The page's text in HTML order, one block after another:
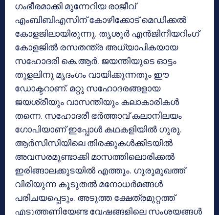
ഗംഭീരമാക്കി മുന്നേറിയ രാജീവ്
എംബിബിഎസിന് കോഴിക്കോട് മെഡിക്കല്‍
കോളജിലായിരുന്നു. തൃശൂര്‍ എന്‍ജിനീയറിംഗ്
കോളജില്‍ രസതന്ത്ര അധ്യാപികയായ
സഹോദരി കെ.ആര്‍. ജയന്തിയുടെ ഓട്ടം
തുളലിനു മൃദംഗം വായിക്കുന്നതും ഈ
ഡോക്ടറാണ്. മറ്റു സഹോദരങ്ങളായ
ജയശ്രീയും വാസന്തിയും കലാകാരികള്‍
തന്നെ. സഹോദരീ ഭര്‍ത്താവ് കലാനിലയം
ഗോപിയാണ് ഇപ്പോള്‍ കഥകളിയില്‍ ഗുരു.
ആര്‍സിസിയിലെ തിരക്കുകള്‍ക്കിടയില്‍
അവസരമുണ്ടാക്കി മാസത്തിലൊരിക്കല്‍
ഇരിങ്ങാലക്കുടയില്‍ എത്തും. ഗുരുമുഖത്ത്
വിരിയുന്ന കൂടുതല്‍ മനോധര്‍മങ്ങള്‍
പരിചയപ്പെടും. അടുത്ത ക്ഷേത്രമുറ്റത്ത്
എടുത്തണിയേണ്ട വേഷങ്ങളിലെ സംശയങ്ങള്‍